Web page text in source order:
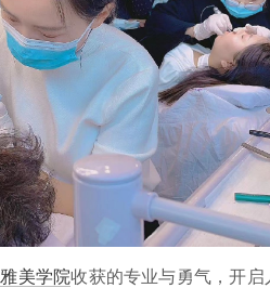
美学院收获的专业与勇气，开